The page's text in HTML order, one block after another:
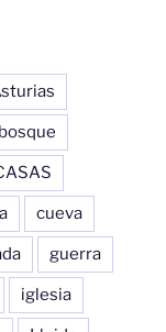
bosque
cueva
guerra
iglesia